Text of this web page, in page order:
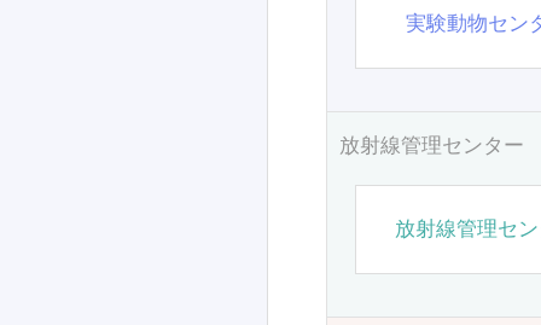
実験動物セン
放射線管理センター
放射線管理セ